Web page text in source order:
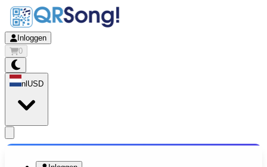
Inloggen
0
nl USD